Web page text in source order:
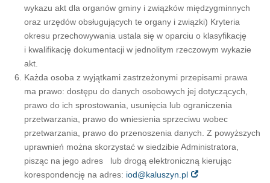
wykazu akt dla organów gminy i związków międzygminnych
oraz urzędów obsługujących te organy i związki) Kryteria
okresu przechowywania ustala się w oparciu o klasyfikację
i kwalifikację dokumentacji w jednolitym rzeczowym wykazie
akt.
Każda osoba z wyjątkami zastrzeżonymi przepisami prawa
ma prawo: dostępu do danych osobowych jej dotyczących,
prawo do ich sprostowania, usunięcia lub ograniczenia
przetwarzania, prawo do wniesienia sprzeciwu wobec
przetwarzania, prawo do przenoszenia danych. Z powyższych
uprawnień można skorzystać w siedzibie Administratora,
pisząc na jego adres lub drogą elektroniczną kierując
korespondencję na adres: iod@kaluszyn.pl